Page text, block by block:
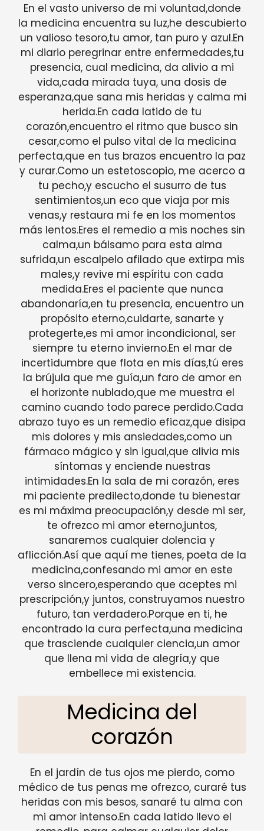
En el vasto universo de mi voluntad,donde
la medicina encuentra su luz,he descubierto
un valioso tesoro,tu amor, tan puro y azul.En
mi diario peregrinar entre enfermedades,tu
presencia, cual medicina, da alivio a mi
vida,cada mirada tuya, una dosis de
esperanza,que sana mis heridas y calma mi
herida.En cada latido de tu
corazón,encuentro el ritmo que busco sin
cesar,como el pulso vital de la medicina
perfecta,que en tus brazos encuentro la paz
y curar.Como un estetoscopio, me acerco a
tu pecho,y escucho el susurro de tus
sentimientos,un eco que viaja por mis
venas,y restaura mi fe en los momentos
más lentos.Eres el remedio a mis noches sin
calma,un bálsamo para esta alma
sufrida,un escalpelo afilado que extirpa mis
males,y revive mi espíritu con cada
medida.Eres el paciente que nunca
abandonaría,en tu presencia, encuentro un
propósito eterno,cuidarte, sanarte y
protegerte,es mi amor incondicional, ser
siempre tu eterno invierno.En el mar de
incertidumbre que flota en mis días,tú eres
la brújula que me guía,un faro de amor en
el horizonte nublado,que me muestra el
camino cuando todo parece perdido.Cada
abrazo tuyo es un remedio eficaz,que disipa
mis dolores y mis ansiedades,como un
fármaco mágico y sin igual,que alivia mis
síntomas y enciende nuestras
intimidades.En la sala de mi corazón, eres
mi paciente predilecto,donde tu bienestar
es mi máxima preocupación,y desde mi ser,
te ofrezco mi amor eterno,juntos,
sanaremos cualquier dolencia y
aflicción.Así que aquí me tienes, poeta de la
medicina,confesando mi amor en este
verso sincero,esperando que aceptes mi
prescripción,y juntos, construyamos nuestro
futuro, tan verdadero.Porque en ti, he
encontrado la cura perfecta,una medicina
que trasciende cualquier ciencia,un amor
que llena mi vida de alegría,y que
embellece mi existencia.
Medicina del
corazón
En el jardín de tus ojos me pierdo, como
médico de tus penas me ofrezco, curaré tus
heridas con mis besos, sanaré tu alma con
mi amor intenso.En cada latido llevo el